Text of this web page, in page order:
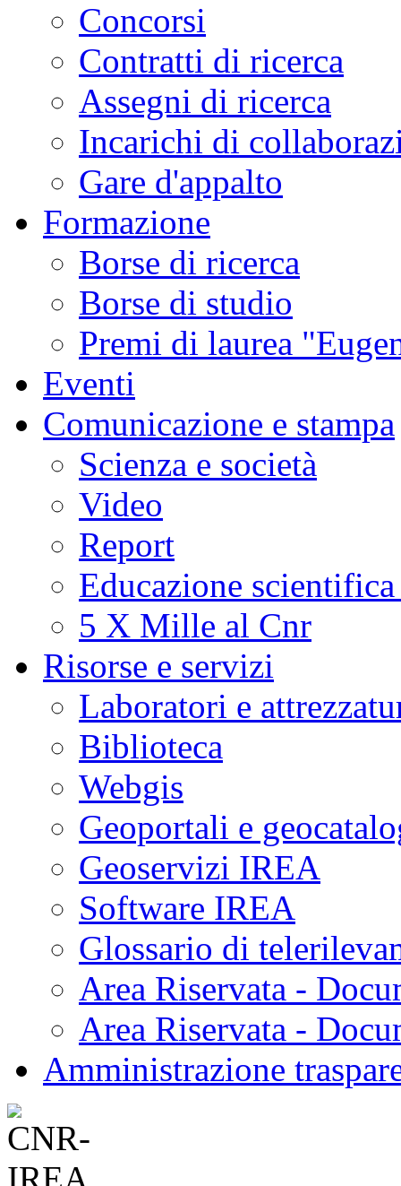
Concorsi
Contratti di ricerca
Assegni di ricerca
Incarichi di
Gare d'appalto
Formazione
Borse di ricerca
Borse di studio
Premi di laurea
Eventi
Comunicazione e stampa
Scienza e società
Video
Report
Educazione
5 X Mille al Cnr
Risorse e servizi
Laboratori e
Biblioteca
Webgis
Geoportali e
Geoservizi IREA
Software IREA
Glossario di
Area Riservata -
Area Riservata -
Amministrazione